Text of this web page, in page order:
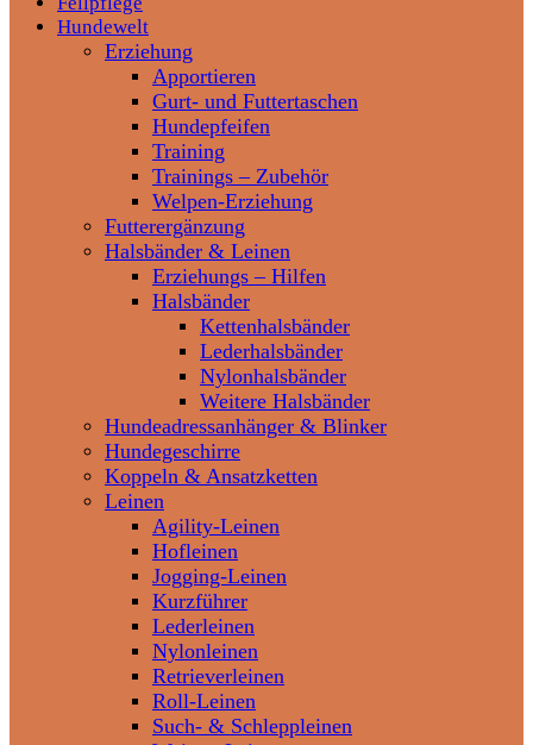
Hundewelt
Erziehung
Apportieren
Gurt- und Futtertaschen
Hundepfeifen
Training
Trainings – Zubehör
Welpen-Erziehung
Futterergänzung
Halsbänder & Leinen
Erziehungs – Hilfen
Halsbänder
Kettenhalsbänder
Lederhalsbänder
Nylonhalsbänder
Weitere Halsbänder
Hundeadressanhänger & Blinker
Hundegeschirre
Koppeln & Ansatzketten
Leinen
Agility-Leinen
Hofleinen
Jogging-Leinen
Kurzführer
Lederleinen
Nylonleinen
Retrieverleinen
Roll-Leinen
Such- & Schleppleinen